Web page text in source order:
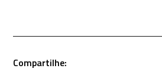
Compartilhe: